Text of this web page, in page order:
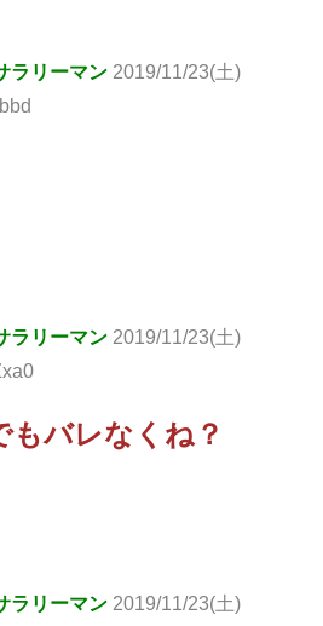
ラリーマン 2019/11/23(土)
ラリーマン 2019/11/23(土)
もバレなくね？
ラリーマン 2019/11/23(土)